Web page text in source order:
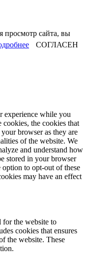
просмотр сайта, вы
СОГЛАСЕН
experience while you
cookies, the cookies that
browser as they are
of the website. We
and understand how
stored in your browser
to opt-out of these
may have an effect
for the website to
cookies that ensures
the website. These